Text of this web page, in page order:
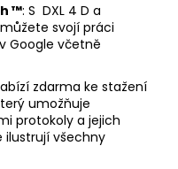
™: S DXL 4 D a
svojí práci
Google včetně
zdarma ke stažení
umožňuje
protokoly a jejich
ilustrují všechny